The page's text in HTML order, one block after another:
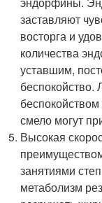
заставляют
восторга и
количества
уставшим,
смело могут
Высокая
занятиями
метаболизм